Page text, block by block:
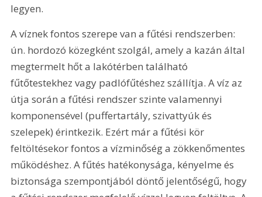
legyen.
A víznek fontos szerepe van a fűtési rendszerben:
ún. hordozó közegként szolgál, amely a kazán által
megtermelt hőt a lakótérben található
fűtőtestekhez vagy padlófűtéshez szállítja. A víz az
útja során a fűtési rendszer szinte valamennyi
komponensével (puffertartály, szivattyúk és
szelepek) érintkezik. Ezért már a fűtési kör
feltöltésekor fontos a vízminőség a zökkenőmentes
működéshez. A fűtés hatékonysága, kényelme és
biztonsága szempontjából döntő jelentőségű, hogy